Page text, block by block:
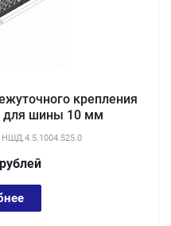
крепления
для шины 10 мм
НШД.4.5.1004.525.0
рублей